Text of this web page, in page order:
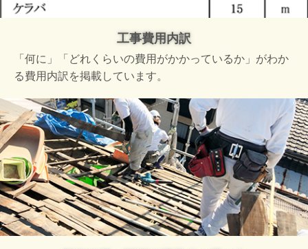
工事費用内訳
「何に」「どれくらいの費用がかかっているか」がわか
る費用内訳を掲載しています。